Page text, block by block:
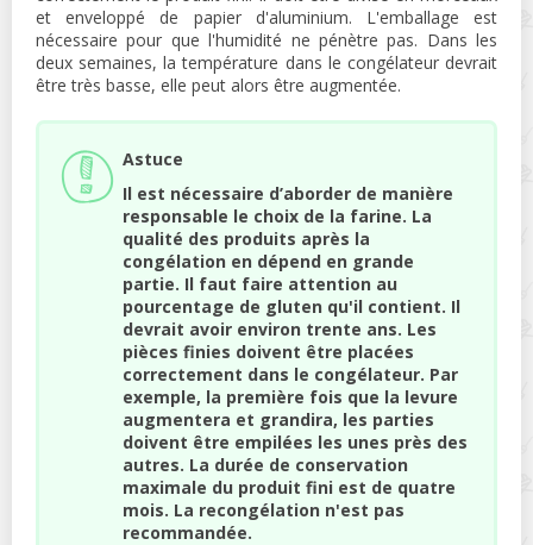
et enveloppé de papier d'aluminium. L'emballage est
nécessaire pour que l'humidité ne pénètre pas. Dans les
deux semaines, la température dans le congélateur devrait
être très basse, elle peut alors être augmentée.
Astuce
Il est nécessaire d’aborder de manière
responsable le choix de la farine. La
qualité des produits après la
congélation en dépend en grande
partie. Il faut faire attention au
pourcentage de gluten qu'il contient. Il
devrait avoir environ trente ans. Les
pièces finies doivent être placées
correctement dans le congélateur. Par
exemple, la première fois que la levure
augmentera et grandira, les parties
doivent être empilées les unes près des
autres. La durée de conservation
maximale du produit fini est de quatre
mois. La recongélation n'est pas
recommandée.